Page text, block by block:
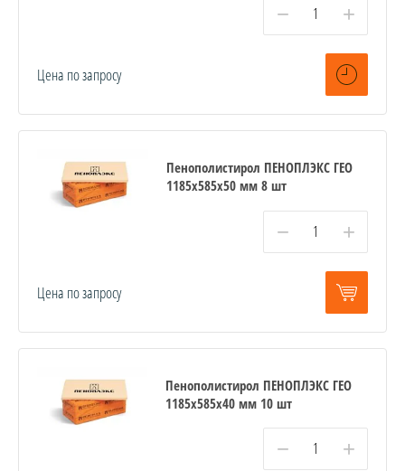
− +
Цена по запросу
Пенополистирол ПЕНОПЛЭКС ГЕО
1185х585х50 мм 8 шт
− +
Цена по запросу
Пенополистирол ПЕНОПЛЭКС ГЕО
1185х585х40 мм 10 шт
− +